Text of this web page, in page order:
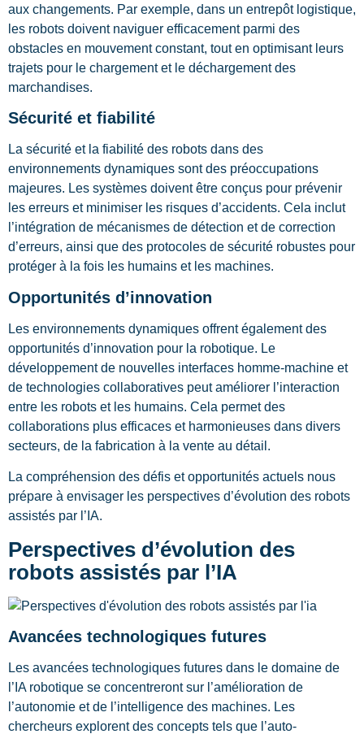
aux changements. Par exemple, dans un entrepôt logistique,
les robots doivent naviguer efficacement parmi des
obstacles en mouvement constant, tout en optimisant leurs
trajets pour le chargement et le déchargement des
marchandises.
Sécurité et fiabilité
La sécurité et la fiabilité des robots dans des
environnements dynamiques sont des préoccupations
majeures. Les systèmes doivent être conçus pour prévenir
les erreurs et minimiser les risques d’accidents. Cela inclut
l’intégration de mécanismes de détection et de correction
d’erreurs, ainsi que des protocoles de sécurité robustes pour
protéger à la fois les humains et les machines.
Opportunités d’innovation
Les environnements dynamiques offrent également des
opportunités d’innovation pour la robotique. Le
développement de nouvelles interfaces homme-machine et
de technologies collaboratives peut améliorer l’interaction
entre les robots et les humains. Cela permet des
collaborations plus efficaces et harmonieuses dans divers
secteurs, de la fabrication à la vente au détail.
La compréhension des défis et opportunités actuels nous
prépare à envisager les perspectives d’évolution des robots
assistés par l’IA.
Perspectives d’évolution des
robots assistés par l’IA
Avancées technologiques futures
Les avancées technologiques futures dans le domaine de
l’IA robotique se concentreront sur l’amélioration de
l’autonomie et de l’intelligence des machines. Les
chercheurs explorent des concepts tels que l’auto-